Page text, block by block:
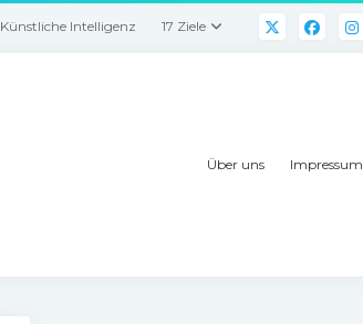
Künstliche Intelligenz 17 Ziele
Über uns Impressum